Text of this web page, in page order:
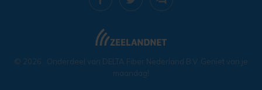
© 2026 . Onderdeel van DELTA Fiber Nederland B.V. Geniet van je
maandag!